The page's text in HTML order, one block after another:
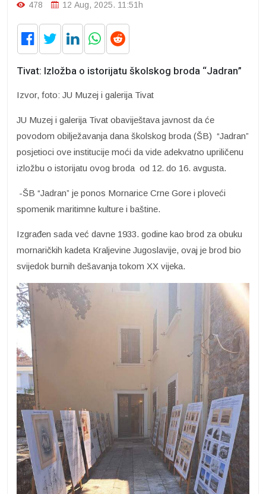
478 12 Aug, 2025. 11:51h
Tivat: Izložba o istorijatu školskog broda “Jadran”
Izvor, foto: JU Muzej i galerija Tivat
JU Muzej i galerija Tivat obaviještava javnost da će
povodom obilježavanja dana školskog broda (ŠB) “Jadran”
posjetioci ove institucije moći da vide adekvatno upriličenu
izložbu o istorijatu ovog broda od 12. do 16. avgusta.
-ŠB “Jadran” je ponos Mornarice Crne Gore i ploveći
spomenik maritimne kulture i baštine.
Izgrađen sada već davne 1933. godine kao brod za obuku
mornaričkih kadeta Kraljevine Jugoslavije, ovaj je brod bio
svijedok burnih dešavanja tokom XX vijeka.